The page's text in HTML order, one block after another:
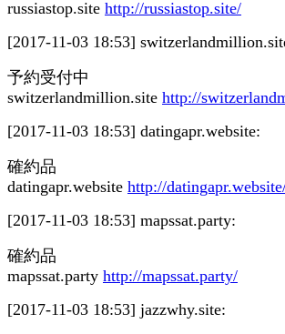
russiastop.site http://russiastop.site/
[2017-11-03 18:53]
予約受付中
switzerlandmillion.site http://
[2017-11-03 18:53] datingapr.website:
確約品
datingapr.website http://
[2017-11-03 18:53] mapssat.party:
確約品
mapssat.party http://mapssat.party/
[2017-11-03 18:53] jazzwhy.site: